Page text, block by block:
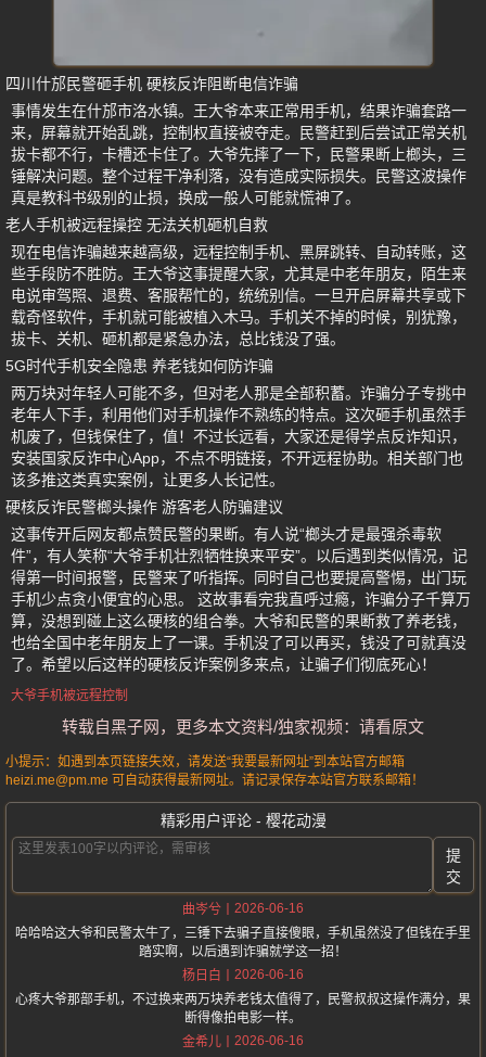
四川什邡民警砸手机 硬核反诈阻断电信诈骗
事情发生在什邡市洛水镇。王大爷本来正常用手机，结果诈骗套路一
来，屏幕就开始乱跳，控制权直接被夺走。民警赶到后尝试正常关机
拔卡都不行，卡槽还卡住了。大爷先摔了一下，民警果断上榔头，三
锤解决问题。整个过程干净利落，没有造成实际损失。民警这波操作
真是教科书级别的止损，换成一般人可能就慌神了。
老人手机被远程操控 无法关机砸机自救
现在电信诈骗越来越高级，远程控制手机、黑屏跳转、自动转账，这
些手段防不胜防。王大爷这事提醒大家，尤其是中老年朋友，陌生来
电说审驾照、退费、客服帮忙的，统统别信。一旦开启屏幕共享或下
载奇怪软件，手机就可能被植入木马。手机关不掉的时候，别犹豫，
拔卡、关机、砸机都是紧急办法，总比钱没了强。
5G时代手机安全隐患 养老钱如何防诈骗
两万块对年轻人可能不多，但对老人那是全部积蓄。诈骗分子专挑中
老年人下手，利用他们对手机操作不熟练的特点。这次砸手机虽然手
机废了，但钱保住了，值！不过长远看，大家还是得学点反诈知识，
安装国家反诈中心App，不点不明链接，不开远程协助。相关部门也
该多推这类真实案例，让更多人长记性。
硬核反诈民警榔头操作 游客老人防骗建议
这事传开后网友都点赞民警的果断。有人说“榔头才是最强杀毒软
件”，有人笑称“大爷手机壮烈牺牲换来平安”。以后遇到类似情况，记
得第一时间报警，民警来了听指挥。同时自己也要提高警惕，出门玩
手机少点贪小便宜的心思。 这故事看完我直呼过瘾，诈骗分子千算万
算，没想到碰上这么硬核的组合拳。大爷和民警的果断救了养老钱，
也给全国中老年朋友上了一课。手机没了可以再买，钱没了可就真没
了。希望以后这样的硬核反诈案例多来点，让骗子们彻底死心！
大爷手机被远程控制
转载自黑子网，更多本文资料/独家视频：请看原文
小提示：如遇到本页链接失效，请发送“我要最新网址”到本站官方邮箱
heizi.me@pm.me 可自动获得最新网址。请记录保存本站官方联系邮箱！
精彩用户评论 - 樱花动漫
提
交
曲岑兮
2026-06-16
哈哈哈这大爷和民警太牛了，三锤下去骗子直接傻眼，手机虽然没了但钱在手里
踏实啊，以后遇到诈骗就学这一招！
杨日白
2026-06-16
心疼大爷那部手机，不过换来两万块养老钱太值得了，民警叔叔这操作满分，果
断得像拍电影一样。
金希儿
2026-06-16